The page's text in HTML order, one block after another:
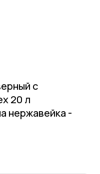
c
20 л
нержавейка -